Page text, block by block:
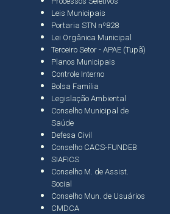
Leis Municipais
Portaria STN nº828
Lei Orgânica Municipal
Terceiro Setor - APAE (Tupã)
Planos Municipais
Controle Interno
Bolsa Família
Legislação Ambiental
Conselho Municipal de
Saúde
Defesa Civil
Conselho CACS-FUNDEB
SIAFICS
Conselho M. de Assist.
Social
Conselho Mun. de Usuários
CMDCA